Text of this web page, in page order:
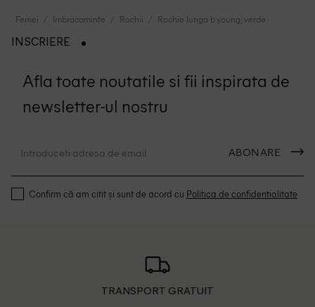
Femei Imbracaminte Rochii Rochie lunga b.young, verde
INSCRIERE
Afla toate noutatile si fii inspirata de
newsletter-ul nostru
ABONARE
Confirm că am citit și sunt de acord cu Politica de confidentialitate
TRANSPORT GRATUIT